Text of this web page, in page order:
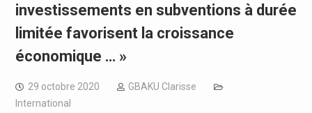
investissements en subventions à durée
limitée favorisent la croissance
économique … »
29 octobre 2020
GBAKU Clarisse
International